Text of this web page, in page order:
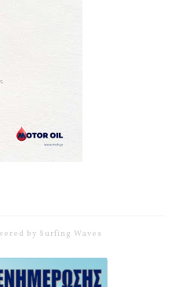
by Surfing Waves